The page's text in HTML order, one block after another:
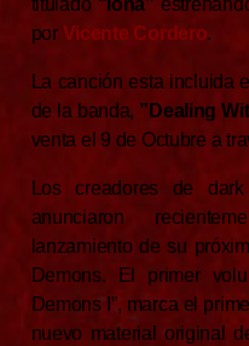
titulado “Iona”
por Vicente Cordero.
La canción esta incluida
de la banda, ”Dealing
venta el 9 de Octubre a
Los creadores de
anunciaron
lanzamiento de su
Demons. El primer
Demons I”, marca el
nuevo material original